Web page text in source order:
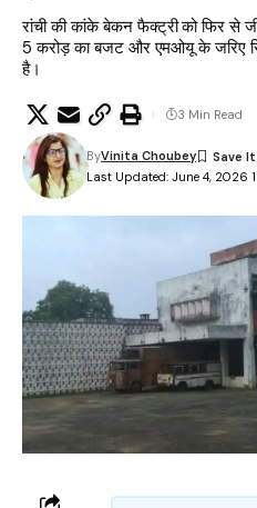
रांची की कांके बेकन फैक्ट्री को फिर से
5 करोड़ का बजट और एमओयू के जरिए
है।
Last Updated: June 4, 2026
ByVinita Choubey
3 Min Read